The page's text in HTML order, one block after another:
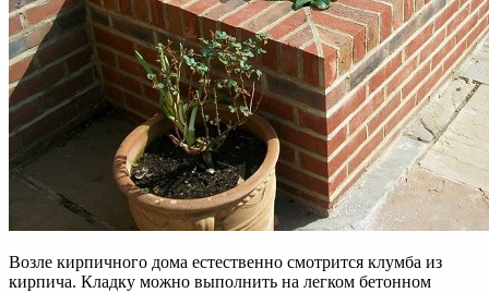
Возле кирпичного дома естественно смотрится клумба из
кирпича. Кладку можно выполнить на легком бетонном